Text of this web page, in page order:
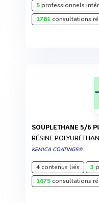
5professionnels
1781consultations
SOUPLETHANE 5/6
RÉSINE
KEMICA COATINGS®
4contenus liés 3
1675consultations